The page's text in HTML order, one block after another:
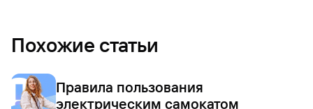
Похожие статьи
Правила пользования
электрическим самокатом